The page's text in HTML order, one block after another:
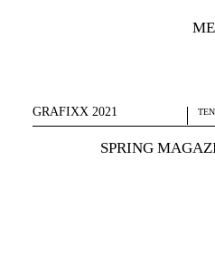
GRAFIXX 2021
SPRING